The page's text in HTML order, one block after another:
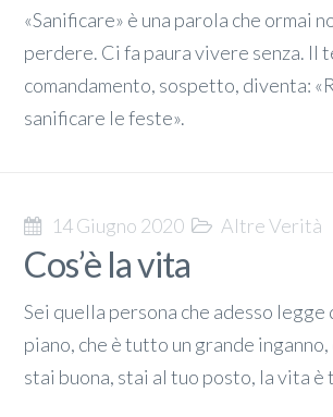
«Sanificare» è una parola che ormai
perdere. Ci fa paura vivere senza. Il
comandamento, sospetto, diventa:
sanificare le feste».
14 Giugno 2020 Altre Verità
Cos’è la vita
Sei quella persona che adesso legge
piano, che è tutto un grande
stai buona, stai al tuo posto, la vita è